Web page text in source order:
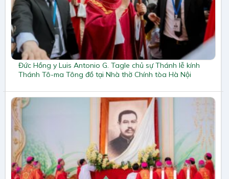
Đức Hồng y Luis Antonio G. Tagle chủ sự Thánh lễ kính
Thánh Tô-ma Tông đồ tại Nhà thờ Chính tòa Hà Nội